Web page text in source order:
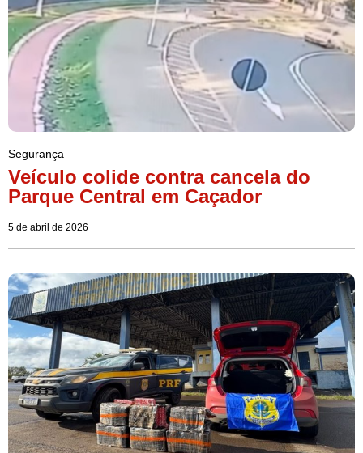
Segurança
Veículo colide contra cancela do
Parque Central em Caçador
5 de abril de 2026